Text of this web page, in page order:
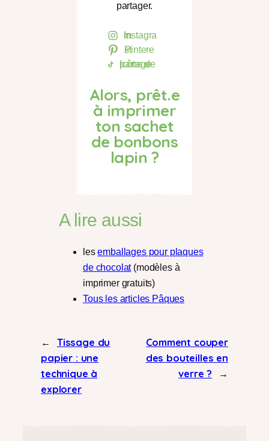
partager.
Instagram
Pinterest
Icône de partage
Alors, prêt.e
à imprimer
ton sachet
de bonbons
lapin ?
A lire aussi
lesemballages pour plaques
de chocolat(modèles à
imprimer gratuits)
Tous les articles Pâques
←
Tissage du
papier : une
technique à
explorer
Comment couper
des bouteilles en
verre ?
→